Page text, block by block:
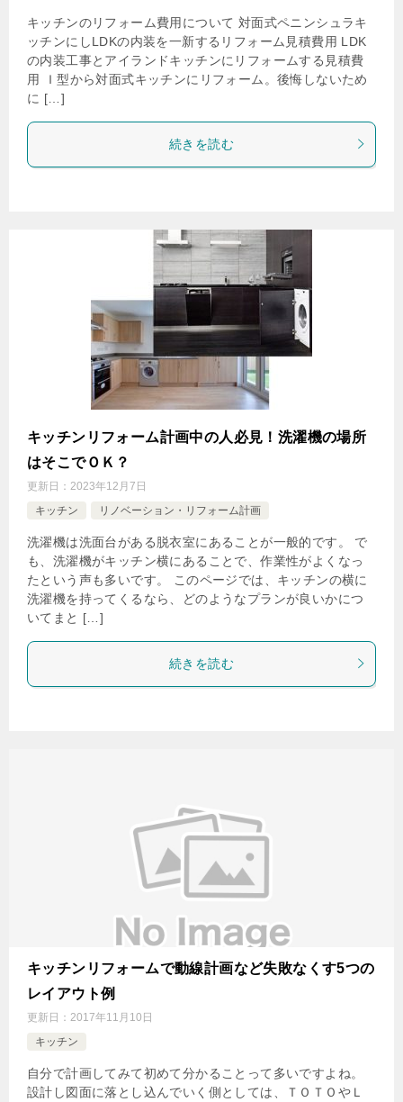
キッチンのリフォーム費用について 対面式ペニンシュラキ
ッチンにしLDKの内装を一新するリフォーム見積費用 LDK
の内装工事とアイランドキッチンにリフォームする見積費
用 Ｉ型から対面式キッチンにリフォーム。後悔しないため
に […]
続きを読む
キッチンリフォーム計画中の人必見！洗濯機の場所
はそこでＯＫ？
更新日： 2023年12月7日
キッチン
リノベーション・リフォーム計画
洗濯機は洗面台がある脱衣室にあることが一般的です。 で
も、洗濯機がキッチン横にあることで、作業性がよくなっ
たという声も多いです。 このページでは、キッチンの横に
洗濯機を持ってくるなら、どのようなプランが良いかにつ
いてまと […]
続きを読む
キッチンリフォームで動線計画など失敗なくす5つの
レイアウト例
更新日： 2017年11月10日
キッチン
自分で計画してみて初めて分かることって多いですよね。
設計し図面に落とし込んでいく側としては、ＴＯＴＯやＬ